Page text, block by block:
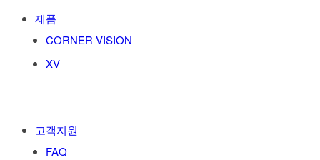
제품
CORNER VISION
XV
고객지원
FAQ